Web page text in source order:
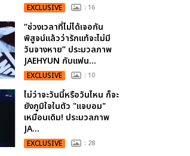
EXCLUSIVE : 16
“ช่วงเวลาที่ไม่ได้เจอกัน
พิสูจน์แล้วว่ารักแท้จะไม่มี
วันจางหาย” ประมวลภาพ
JAEHYUN กับแฟน...
EXCLUSIVE : 10
ไม่ว่าจะวันนี้หรือวันไหน ก็จะ
ยังภูมิใจในตัว "แจบอม"
เหมือนเดิม! ประมวลภาพ
JA...
EXCLUSIVE : 28